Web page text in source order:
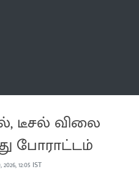
டீசல் விலை
போராட்டம்
12:05 IST